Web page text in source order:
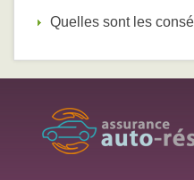
Quelles sont les